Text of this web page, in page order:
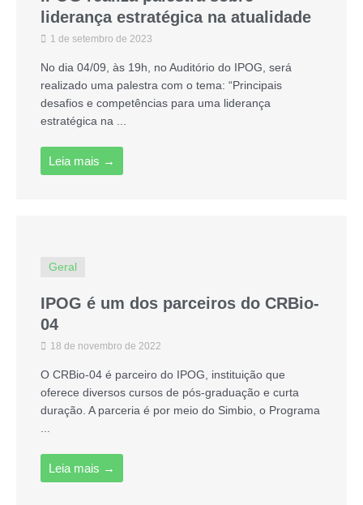
liderança estratégica na atualidade
1 de setembro de 2023
No dia 04/09, às 19h, no Auditório do IPOG, será
realizado uma palestra com o tema: “Principais
desafios e competências para uma liderança
estratégica na ...
Leia mais →
Geral
IPOG é um dos parceiros do CRBio-
04
18 de novembro de 2022
O CRBio-04 é parceiro do IPOG, instituição que
oferece diversos cursos de pós-graduação e curta
duração. A parceria é por meio do Simbio, o Programa
...
Leia mais →